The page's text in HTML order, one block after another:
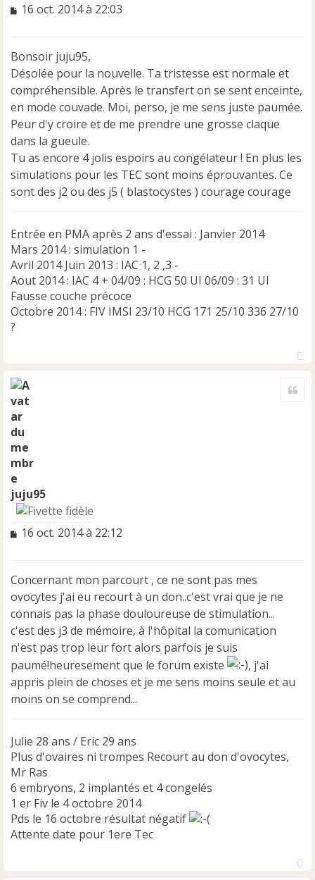
M
a
g
e
n
o
n
l
u
16 oct. 2014 à 22:03
Bonsoir juju95,
Désolée pour la nouvelle. Ta tristesse est normale et
compréhensible. Après le transfert on se sent enceinte,
en mode couvade. Moi, perso, je me sens juste paumée.
Peur d'y croire et de me prendre une grosse claque
dans la gueule.
Tu as encore 4 jolis espoirs au congélateur ! En plus les
simulations pour les TEC sont moins éprouvantes. Ce
sont des j2 ou des j5 ( blastocystes ) courage courage
Entrée en PMA après 2 ans d'essai : Janvier 2014
Mars 2014 : simulation 1 -
Avril 2014 Juin 2013 : IAC 1, 2 ,3 -
Aout 2014 : IAC 4 + 04/09 : HCG 50 UI 06/09 : 31 UI
Fausse couche précoce
Octobre 2014 : FIV IMSI 23/10 HCG 171 25/10 336 27/10
?
juju95
M
a
g
e
n
o
n
l
u
16 oct. 2014 à 22:12
Concernant mon parcourt , ce ne sont pas mes
ovocytes j'ai eu recourt à un don..c'est vrai que je ne
connais pas la phase douloureuse de stimulation...
c'est des j3 de mémoire, à l'hôpital la comunication
n'est pas trop leur fort alors parfois je suis
paumé!heuresement que le forum existe
, j'ai
appris plein de choses et je me sens moins seule et au
moins on se comprend...
Julie 28 ans / Eric 29 ans
Plus d'ovaires ni trompes Recourt au don d'ovocytes,
Mr Ras
6 embryons, 2 implantés et 4 congelés
1 er Fiv le 4 octobre 2014
Pds le 16 octobre résultat négatif
Attente date pour 1ere Tec